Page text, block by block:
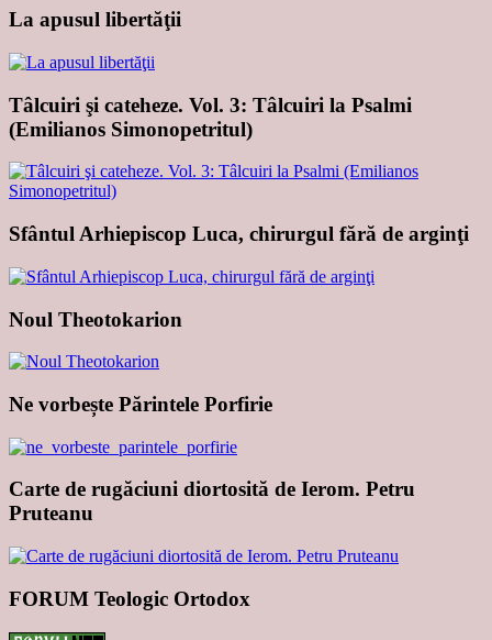
La apusul libertăţii
Tâlcuiri şi cateheze. Vol. 3: Tâlcuiri la Psalmi
(Emilianos Simonopetritul)
Sfântul Arhiepiscop Luca, chirurgul fără de arginţi
Noul Theotokarion
Ne vorbește Părintele Porfirie
Carte de rugăciuni diortosită de Ierom. Petru
Pruteanu
FORUM Teologic Ortodox